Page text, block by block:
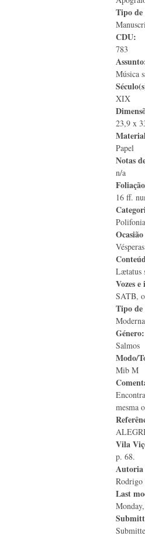
Tipo
CDU:
783
Música
XIX
23,9 x
Papel
Notas
n/a
16 ff.
Polifonia
Vésperas
Lætatus
Vozes
SATB,
Tipo de
Moderna
Género:
Salmos
Modo/
Mib M
mesma
Vila
p. 68.
Autoria
Rodrigo
Last